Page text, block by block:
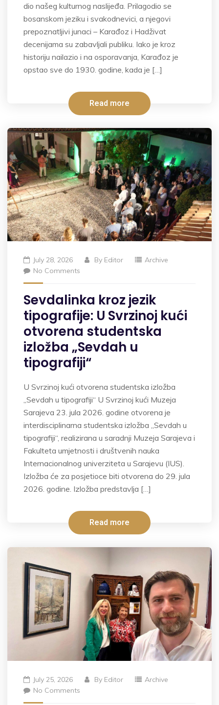
dio našeg kulturnog naslijeđa. Prilagodio se
bosanskom jeziku i svakodnevici, a njegovi
prepoznatljivi junaci – Karađoz i Hadživat
decenijama su zabavljali publiku. Iako je kroz
historiju nailazio i na osporavanja, Karađoz je
opstao sve do 1930. godine, kada je […]
Read more
July 28, 2026 By Editor
Archive
No Comments
Sevdalinka kroz jezik
tipografije: U Svrzinoj kući
otvorena studentska
izložba „Sevdah u
tipografiji“
U Svrzinoj kući otvorena studentska izložba
„Sevdah u tipografiji“ U Svrzinoj kući Muzeja
Sarajeva 23. jula 2026. godine otvorena je
interdisciplinarna studentska izložba „Sevdah u
tipografiji“, realizirana u saradnji Muzeja Sarajeva i
Fakulteta umjetnosti i društvenih nauka
Internacionalnog univerziteta u Sarajevu (IUS).
Izložba će za posjetioce biti otvorena do 29. jula
2026. godine. Izložba predstavlja […]
Read more
July 25, 2026 By Editor
Archive
No Comments